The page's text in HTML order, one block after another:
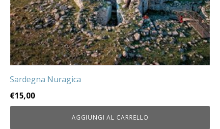
Sardegna Nuragica
€15,00
AGGIUNGI AL CARRELLO